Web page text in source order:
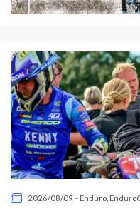
2026/08/09 - Enduro